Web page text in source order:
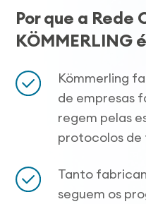
Por que a Rede
KÖMMERLING
Kömmerling
de empresas
regem pelas
protocolos
Tanto
seguem os